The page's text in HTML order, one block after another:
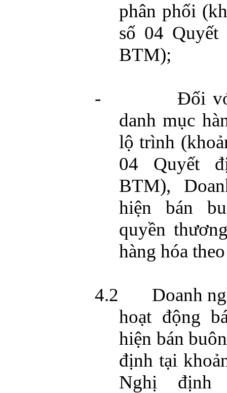
phân phối
số 04
BTM);
-
Đối
danh mục
lộ trình
04 Quyết
BTM),
hiện bán
quyền
hàng hóa
4.2
Doanh
hoạt động
hiện bán
định tại
Nghị định